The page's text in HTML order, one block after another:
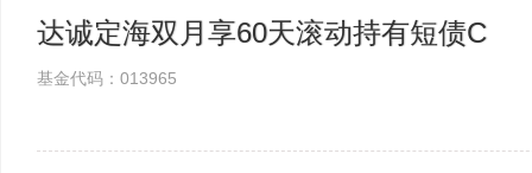
达诚定海双月享60天滚动持有短债C
基金代码：013965